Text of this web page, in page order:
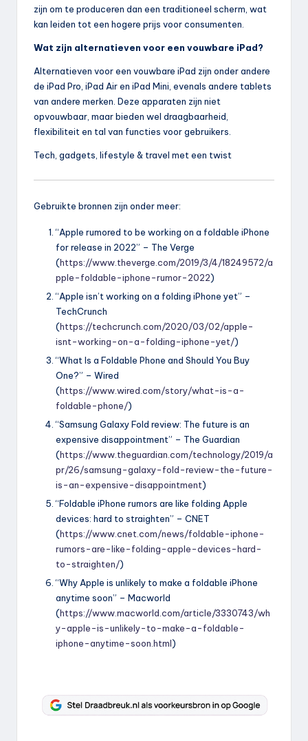
zijn om te produceren dan een traditioneel scherm, wat
kan leiden tot een hogere prijs voor consumenten.
Wat zijn alternatieven voor een vouwbare iPad?
Alternatieven voor een vouwbare iPad zijn onder andere
de iPad Pro, iPad Air en iPad Mini, evenals andere tablets
van andere merken. Deze apparaten zijn niet
opvouwbaar, maar bieden wel draagbaarheid,
flexibiliteit en tal van functies voor gebruikers.
Tech, gadgets, lifestyle & travel met een twist
Gebruikte bronnen zijn onder meer:
“Apple rumored to be working on a foldable iPhone
for release in 2022” – The Verge
(https://www.theverge.com/2019/3/4/18249572/a
pple-foldable-iphone-rumor-2022)
“Apple isn’t working on a folding iPhone yet” –
TechCrunch
(https://techcrunch.com/2020/03/02/apple-
isnt-working-on-a-folding-iphone-yet/)
“What Is a Foldable Phone and Should You Buy
One?” – Wired
(https://www.wired.com/story/what-is-a-
foldable-phone/)
“Samsung Galaxy Fold review: The future is an
expensive disappointment” – The Guardian
(https://www.theguardian.com/technology/2019/a
pr/26/samsung-galaxy-fold-review-the-future-
is-an-expensive-disappointment)
“Foldable iPhone rumors are like folding Apple
devices: hard to straighten” – CNET
(https://www.cnet.com/news/foldable-iphone-
rumors-are-like-folding-apple-devices-hard-
to-straighten/)
“Why Apple is unlikely to make a foldable iPhone
anytime soon” – Macworld
(https://www.macworld.com/article/3330743/wh
y-apple-is-unlikely-to-make-a-foldable-
iphone-anytime-soon.html)